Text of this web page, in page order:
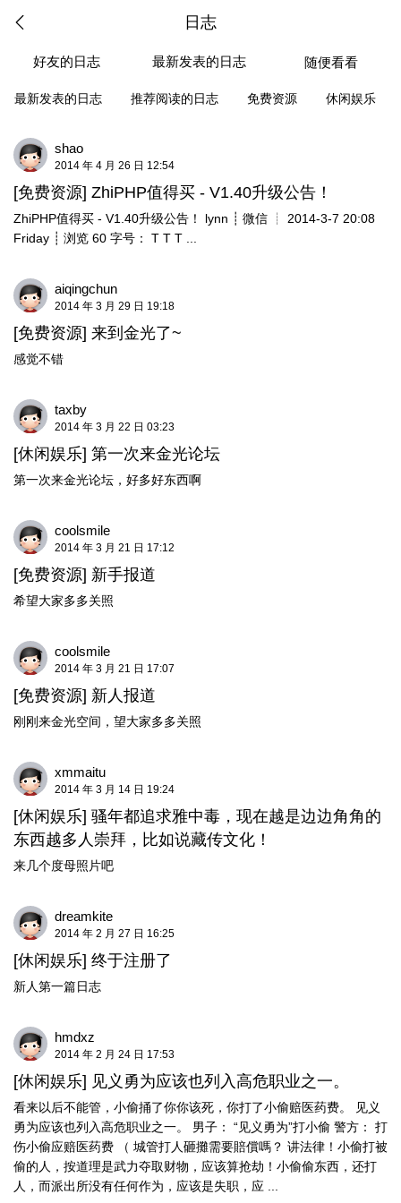
日志
好友的日志 最新发表的日志 随便看看
最新发表的日志 推荐阅读的日志 免费资源 休闲娱乐
shao
2014 年 4 月 26 日 12:54
[免费资源] ZhiPHP值得买 - V1.40升级公告！
ZhiPHP值得买 - V1.40升级公告！ lynn ┊ 微信 ┊ 2014-3-7 20:08
Friday ┊ 浏览 60 字号： T T T ...
aiqingchun
2014 年 3 月 29 日 19:18
[免费资源] 来到金光了~
感觉不错
taxby
2014 年 3 月 22 日 03:23
[休闲娱乐] 第一次来金光论坛
第一次来金光论坛，好多好东西啊
coolsmile
2014 年 3 月 21 日 17:12
[免费资源] 新手报道
希望大家多多关照
coolsmile
2014 年 3 月 21 日 17:07
[免费资源] 新人报道
刚刚来金光空间，望大家多多关照
xmmaitu
2014 年 3 月 14 日 19:24
[休闲娱乐] 骚年都追求雅中毒，现在越是边边角角的
东西越多人崇拜，比如说藏传文化！
来几个度母照片吧
dreamkite
2014 年 2 月 27 日 16:25
[休闲娱乐] 终于注册了
新人第一篇日志
hmdxz
2014 年 2 月 24 日 17:53
[休闲娱乐] 见义勇为应该也列入高危职业之一。
看来以后不能管，小偷捅了你你该死，你打了小偷赔医药费。 见义
勇为应该也列入高危职业之一。 男子： “见义勇为”打小偷 警方： 打
伤小偷应赔医药费 （ 城管打人砸攤需要賠償嗎？ 讲法律！小偷打被
偷的人，按道理是武力夺取财物，应该算抢劫！小偷偷东西，还打
人，而派出所没有任何作为，应该是失职，应 ...